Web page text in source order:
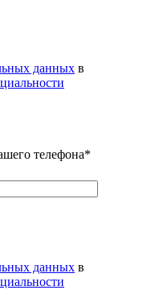
данных в
телефона*
данных в